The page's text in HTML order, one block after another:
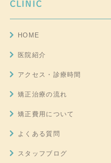
CLINIC
HOME
医院紹介
アクセス・診療時間
矯正治療の流れ
矯正費用について
よくある質問
スタッフブログ